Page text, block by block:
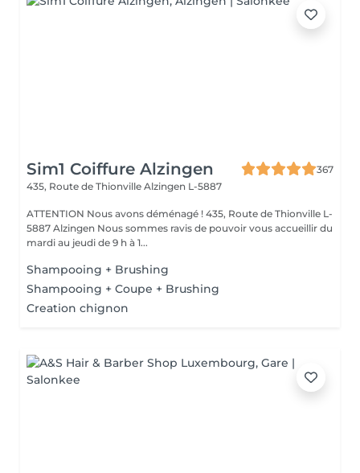
Sim1 Coiffure Alzingen
367
435, Route de Thionville Alzingen L-5887
ATTENTION Nous avons déménagé ! 435, Route de Thionville L-
5887 Alzingen Nous sommes ravis de pouvoir vous accueillir du
mardi au jeudi de 9 h à 1...
Shampooing + Brushing
Shampooing + Coupe + Brushing
Creation chignon